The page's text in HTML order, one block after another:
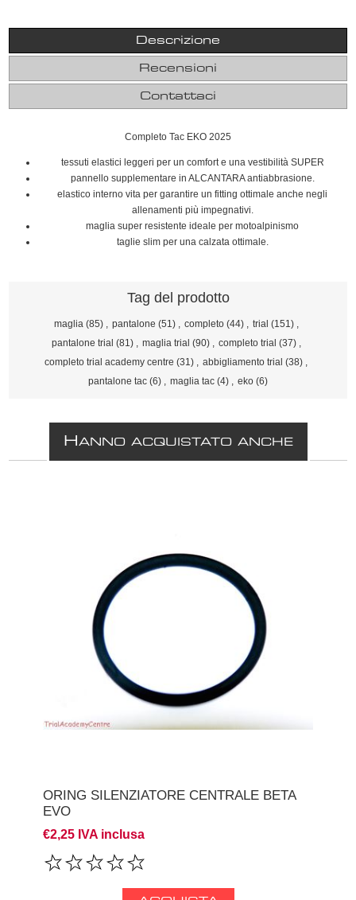
Descrizione
Recensioni
Contattaci
Completo Tac EKO 2025
tessuti elastici leggeri per un comfort e una vestibilità SUPER
pannello supplementare in ALCANTARA antiabbrasione.
elastico interno vita per garantire un fitting ottimale anche negli
allenamenti più impegnativi.
maglia super resistente ideale per motoalpinismo
taglie slim per una calzata ottimale.
Tag del prodotto
maglia (85) , pantalone (51) , completo (44) , trial (151) ,
pantalone trial (81) , maglia trial (90) , completo trial (37) ,
completo trial academy centre (31) , abbigliamento trial (38) ,
pantalone tac (6) , maglia tac (4) , eko (6)
H ANNO ACQUISTATO ANCHE
ORING SILENZIATORE CENTRALE BETA
EVO
€2,25 IVA inclusa